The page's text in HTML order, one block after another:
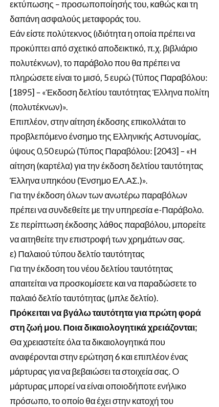
εκτύπωσης – προσωποποίησής του, καθώς και τη
δαπάνη ασφαλούς μεταφοράς του.
Εάν είστε πολύτεκνος (ιδιότητα η οποία πρέπει να
προκύπτει από σχετικό αποδεικτικό, π.χ. βιβλιάριο
πολυτέκνων), το παράβολο που θα πρέπει να
πληρώσετε είναι το μισό, 5 ευρώ (Τύπος Παραβόλου:
[1895] – «Έκδοση δελτίου ταυτότητας Έλληνα πολίτη
(πολυτέκνων)».
Επιπλέον, στην αίτηση έκδοσης επικολλάται το
προβλεπόμενο ένσημο της Ελληνικής Αστυνομίας,
ύψους 0,50 ευρώ (Τύπος Παραβόλου: [2043] – «Η
αίτηση (καρτέλα) για την έκδοση δελτίου ταυτότητας
Έλληνα υπηκόου (Ένσημο ΕΛ.ΑΣ.)».
Για την έκδοση όλων των ανωτέρω παραβόλων
πρέπει να συνδεθείτε με την υπηρεσία e-Παράβολο.
Σε περίπτωση έκδοσης λάθος παραβόλου, μπορείτε
να αιτηθείτε την επιστροφή των χρημάτων σας.
ε) Παλαιού τύπου δελτίο ταυτότητας
Για την έκδοση του νέου δελτίου ταυτότητας
απαιτείται να προσκομίσετε και να παραδώσετε το
παλαιό δελτίο ταυτότητας (μπλε δελτίο).
Πρόκειται να βγάλω ταυτότητα για πρώτη φορά
στη ζωή μου. Ποια δικαιολογητικά χρειάζονται;
Θα χρειαστείτε όλα τα δικαιολογητικά που
αναφέρονται στην ερώτηση 6 και επιπλέον ένας
μάρτυρας για να βεβαιώσει τα στοιχεία σας. O
μάρτυρας μπορεί να είναι οποιοδήποτε ενήλικο
πρόσωπο, το οποίο θα έχει στην κατοχή του